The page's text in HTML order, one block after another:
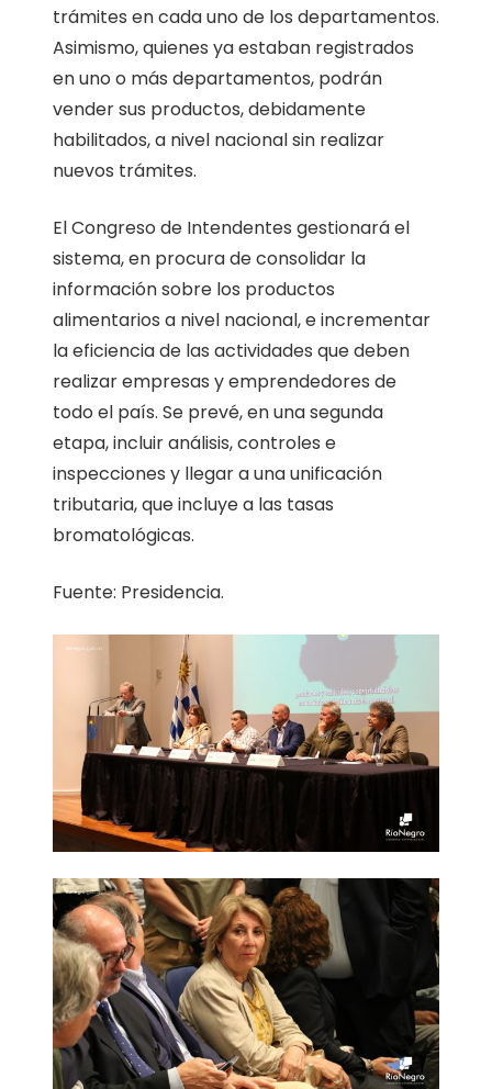
trámites en cada uno de los departamentos.
Asimismo, quienes ya estaban registrados
en uno o más departamentos, podrán
vender sus productos, debidamente
habilitados, a nivel nacional sin realizar
nuevos trámites.
El Congreso de Intendentes gestionará el
sistema, en procura de consolidar la
información sobre los productos
alimentarios a nivel nacional, e incrementar
la eficiencia de las actividades que deben
realizar empresas y emprendedores de
todo el país. Se prevé, en una segunda
etapa, incluir análisis, controles e
inspecciones y llegar a una unificación
tributaria, que incluye a las tasas
bromatológicas.
Fuente: Presidencia.